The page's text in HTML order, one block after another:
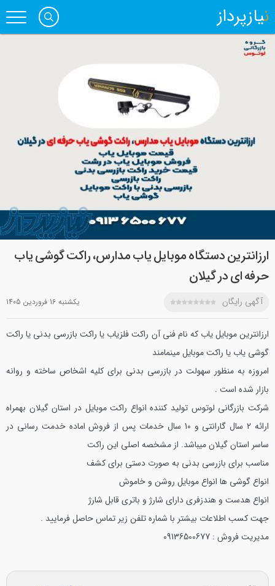
نیازپرداز
ارزانترین دستگاه موبایل یاب مدارس، راکت گوشی یاب
حرفه ای در گیلان
آگهی رایگان يکشنبه 16 فروردين 1405
ارزانترین موبایل یاب که نام فنی آن راکت فلزیاب یا راکت بازرسی بدنی یا راکت
گوشی یاب یا راکت موبایل مینمامند
امروزه به منظور سهولت در بازرسی بدنی برای کلیه اشخاص ساخته و روانه
بازار شده است .
شرکت بازرگانی لوتوس تولید کننده انواع راکت موبایل در استان گیلان بهمراه
ارائه 2 سال گارانتی و 10 سال خدمات پس از فروش اماده خدمت رسانی در
ساسر استان گیلان میباشد. از مشخصه اصلی این راکت
مناسب برای بازرسی بدنی به صورت دستی برای کشف
انواع گوشی ها انواع موبایل روشن و خاموش
انواع هدست و هندزفریدارای شارژ و باتری قابل شارژ
جهت کسب اطلاعات بیشتر با شماره تلفن زیر تماس حاصل فرمایید .
مدیریت فروش : 09136500677